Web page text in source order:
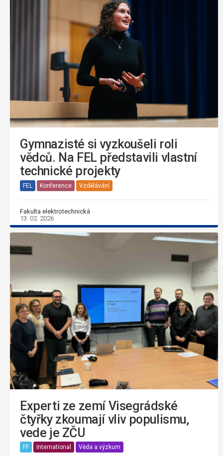
Gymnazisté si vyzkoušeli roli
vědců. Na FEL představili vlastní
technické projekty
FEL Konference Vzdělávání
Fakulta elektrotechnická
13. 02. 2026
Experti ze zemí Visegrádské
čtyřky zkoumají vliv populismu,
vede je ZČU
FF International Věda a výzkum